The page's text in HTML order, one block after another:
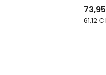
73,95
61,12€